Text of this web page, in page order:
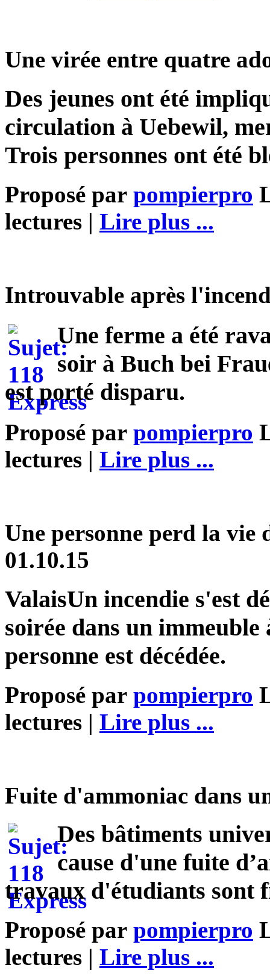
Une virée entre quatre
Des jeunes ont été
circulation à Uebewil,
Trois personnes ont été
Proposé par pompierpro
lectures | Lire plus ...
Introuvable après
Une ferme a été
soir à Buch bei
est porté disparu.
Proposé par pompierpro
lectures | Lire plus ...
Une personne perd la
01.10.15
ValaisUn incendie s'est
soirée dans un
personne est décédée.
Proposé par pompierpro
lectures | Lire plus ...
Fuite d'ammoniac dans
Des bâtiments
cause d'une fuite
travaux d'étudiants sont
Proposé par pompierpro
lectures | Lire plus ...